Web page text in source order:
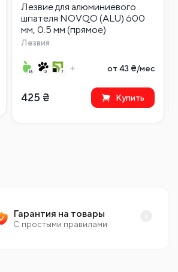
Лезвие для алюминиевого
шпателя NOVQO (ALU) 600
мм, 0.5 мм (прямое)
Лезвия
от 43 ₴/мес
425 ₴ Купить
Гарантия на товары
С простыми правилами